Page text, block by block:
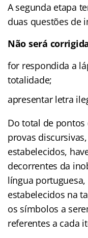
A segunda etapa
duas questões de
Não será
for respondida a
totalidade;
apresentar letra
Do total de
provas
estabelecidos,
decorrentes da
língua
estabelecidos na
os símbolos a
referentes a cada